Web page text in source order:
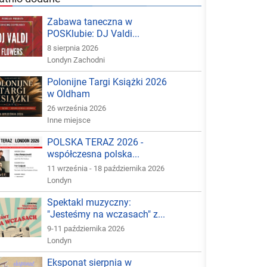
Zabawa taneczna w
POSKlubie: DJ Valdi...
8 sierpnia 2026
Londyn Zachodni
Polonijne Targi Książki 2026
w Oldham
26 września 2026
Inne miejsce
POLSKA TERAZ 2026 -
współczesna polska...
11 września - 18 października 2026
Londyn
Spektakl muzyczny:
"Jesteśmy na wczasach" z...
9-11 października 2026
Londyn
Eksponat sierpnia w